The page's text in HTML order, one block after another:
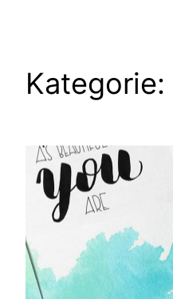
Kategorie: